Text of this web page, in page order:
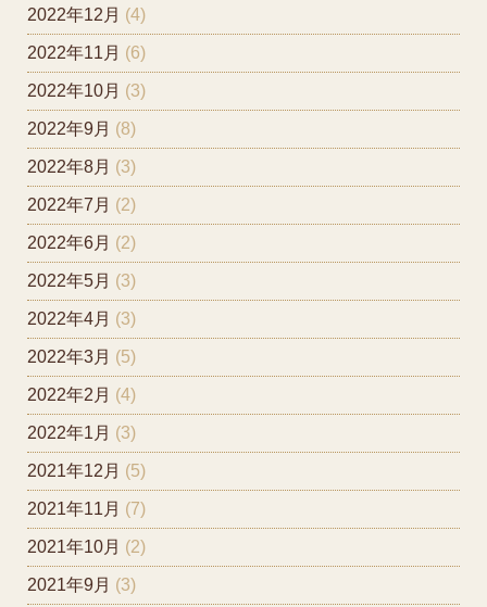
2022年12月 (4)
2022年11月 (6)
2022年10月 (3)
2022年9月 (8)
2022年8月 (3)
2022年7月 (2)
2022年6月 (2)
2022年5月 (3)
2022年4月 (3)
2022年3月 (5)
2022年2月 (4)
2022年1月 (3)
2021年12月 (5)
2021年11月 (7)
2021年10月 (2)
2021年9月 (3)